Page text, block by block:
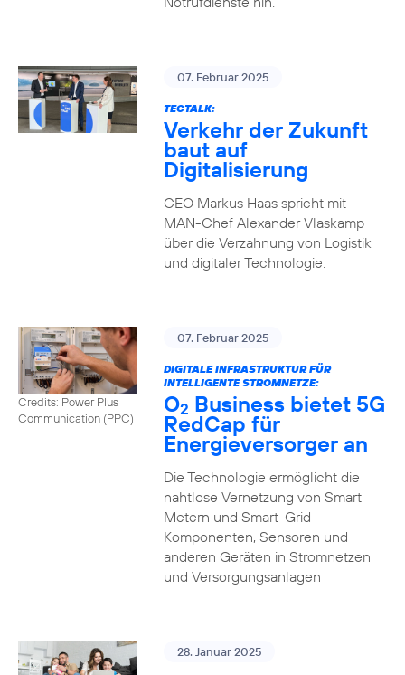
07. Februar 2025
TECTALK:
Verkehr der Zukunft
baut auf
Digitalisierung
CEO Markus Haas spricht mit
MAN-Chef Alexander Vlaskamp
über die Verzahnung von Logistik
und digitaler Technologie.
Credits: Power Plus
Communication (PPC)
07. Februar 2025
DIGITALE INFRASTRUKTUR FÜR
INTELLIGENTE STROMNETZE:
O2 Business bietet 5G
RedCap für
Energieversorger an
Die Technologie ermöglicht die
nahtlose Vernetzung von Smart
Metern und Smart-Grid-
Komponenten, Sensoren und
anderen Geräten in Stromnetzen
und Versorgungsanlagen
28. Januar 2025